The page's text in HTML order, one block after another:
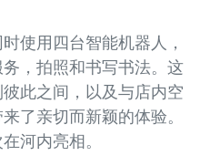
使用四台智能机器人，
，拍照和书写书法。这
此之间，以及与店内空
了亲切而新颖的体验。
河内亮相。